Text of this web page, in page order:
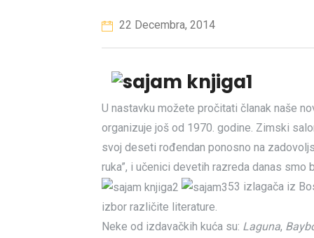
22 Decembra, 2014
U nastavku možete pročitati članak naše
organizuje još od 1970. godine. Zimski
svoj deseti rođendan ponosno na
ruka”, i učenici devetih razreda danas smo
53 izlagača iz
izbor različite literature.
Neke od izdavačkih kuća su: Laguna,